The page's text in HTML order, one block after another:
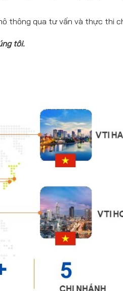
thông qua tư vấn và thực thi
tôi.